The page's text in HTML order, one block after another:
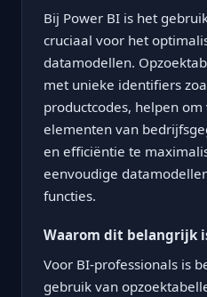
Bij Power BI is het
cruciaal voor het
datamodellen.
met unieke identifiers
productcodes, helpen
elementen van
en efficiëntie te
eenvoudige
functies.
Waarom dit belangrijk
Voor BI-professionals is
gebruik van